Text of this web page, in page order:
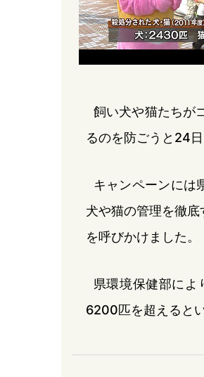
k
飼い犬や猫たちが
るのを防ごうと24
キャンペーンには
犬や猫の管理を徹
を呼びかけました。
県環境保健部によ
6200匹を超えると